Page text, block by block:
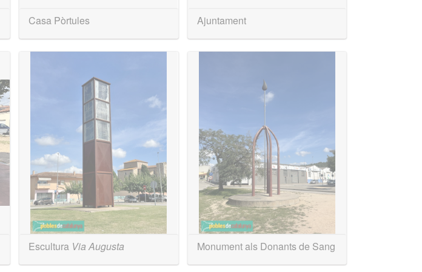
Casa Pòrtules
Escultura Via Augusta
Ajuntament
Monument als Donants de Sang